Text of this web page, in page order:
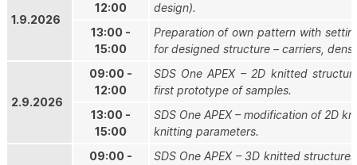
1.9.2026
12:00
design).
13:00 -
15:00
Preparation of own pattern with
for designed structure – carriers,
2.9.2026
09:00 -
12:00
SDS One APEX – 2D knitted
first prototype of samples.
13:00 -
15:00
SDS One APEX – modification of 2D
knitting parameters.
09:00 -
SDS One APEX – 3D knitted